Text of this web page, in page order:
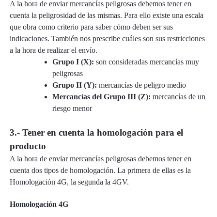
A la hora de enviar mercancías peligrosas debemos tener en
cuenta la peligrosidad de las mismas. Para ello existe una escala
que obra como criterio para saber cómo deben ser sus
indicaciones. También nos prescribe cuáles son sus restricciones
a la hora de realizar el envío.
Grupo I (X): son consideradas mercancías muy
peligrosas
Grupo II (Y): mercancías de peligro medio
Mercancías del Grupo III (Z): mercancías de un
riesgo menor
3.- Tener en cuenta la homologación para el
producto
A la hora de enviar mercancías peligrosas debemos tener en
cuenta dos tipos de homologación. La primera de ellas es la
Homologación 4G, la segunda la 4GV.
Homologación 4G